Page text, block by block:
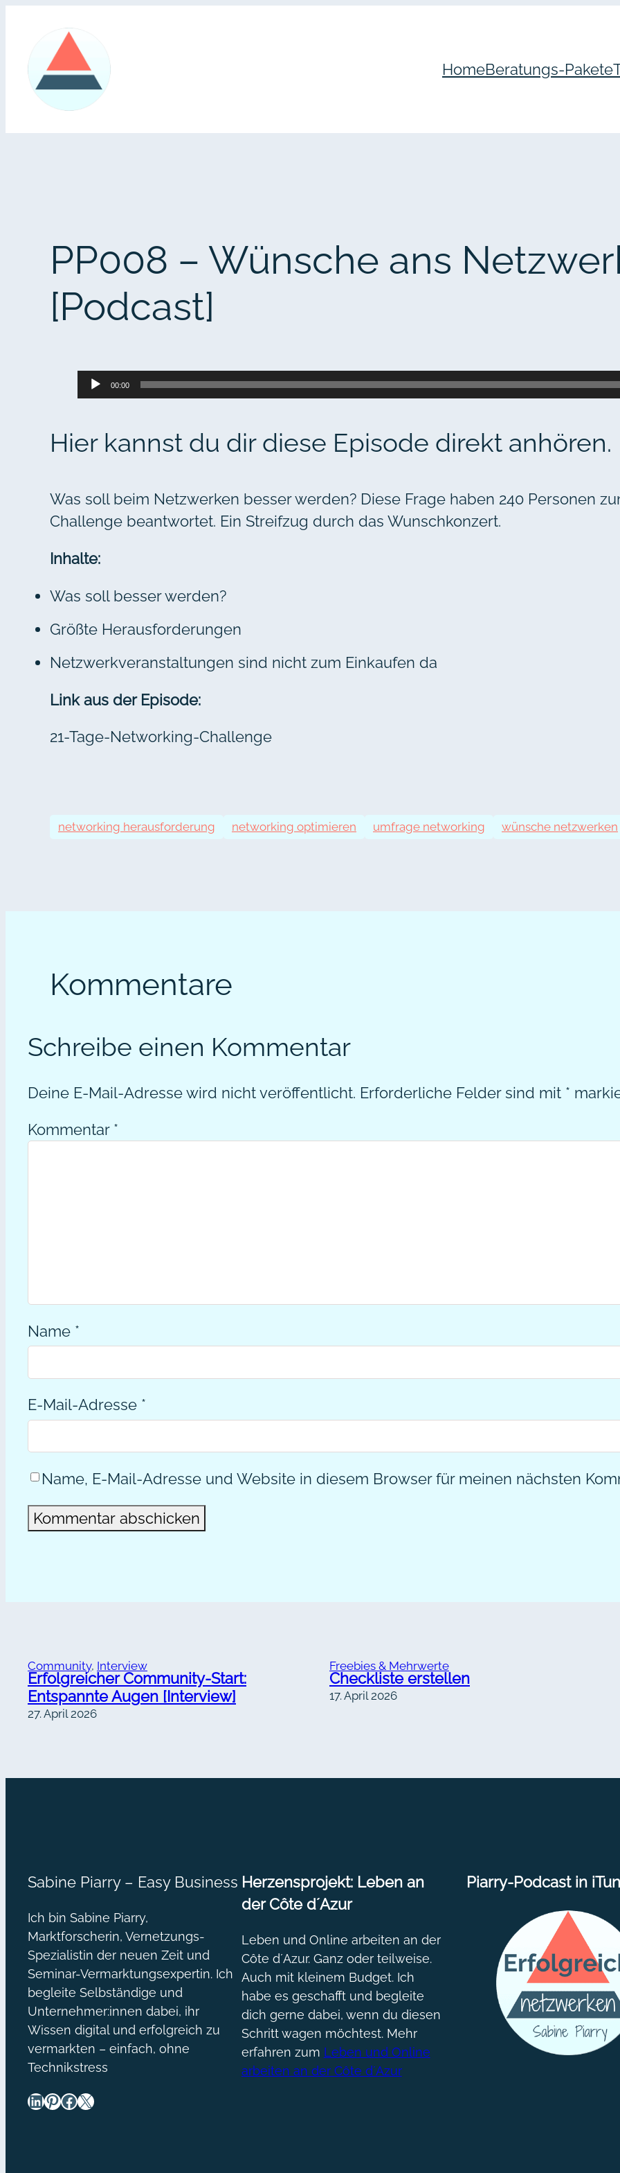
springen
HomeBeratungs-Pakete
PP008 – Wünsche ans
[Podcast]
Audio-
Player
00:00
Hier kannst du dir diese Episode direkt anhören.
Was soll beim Netzwerken besser werden? Diese Frage haben 240 Personen
Challenge beantwortet. Ein Streifzug durch das Wunschkonzert.
Inhalte:
Was soll besser werden?
Größte Herausforderungen
Netzwerkveranstaltungen sind nicht zum Einkaufen da
Link aus der Episode:
21-Tage-Networking-Challenge
networking herausforderung networking optimieren umfrage networking wünsche netzwerken
Kommentare
Schreibe einen Kommentar
Deine E-Mail-Adresse wird nicht veröffentlicht. Erforderliche Felder sind mit *
Kommentar *
Name *
E-Mail-Adresse *
Name, E-Mail-Adresse und Website in diesem Browser für meinen nächsten
Community, Interview
Erfolgreicher Community-Start:
Entspannte Augen [Interview]
27. April 2026
Freebies & Mehrwerte
Checkliste erstellen
17. April 2026
Sabine Piarry – Easy Business
Ich bin Sabine Piarry,
Marktforscherin, Vernetzungs-
Spezialistin der neuen Zeit und
Seminar-Vermarktungsexpertin. Ich
begleite Selbständige und
Unternehmer:innen dabei, ihr
Wissen digital und erfolgreich zu
vermarkten – einfach, ohne
Technikstress
LinkedIn Pinterest Facebook X
Herzensprojekt: Leben an
der Côte d´Azur
Leben und Online arbeiten an der
Côte d´Azur. Ganz oder teilweise.
Auch mit kleinem Budget. Ich
habe es geschafft und begleite
dich gerne dabei, wenn du diesen
Schritt wagen möchtest. Mehr
erfahren zum Leben und Online
arbeiten an der Côte d´Azur
Piarry-Podcast in